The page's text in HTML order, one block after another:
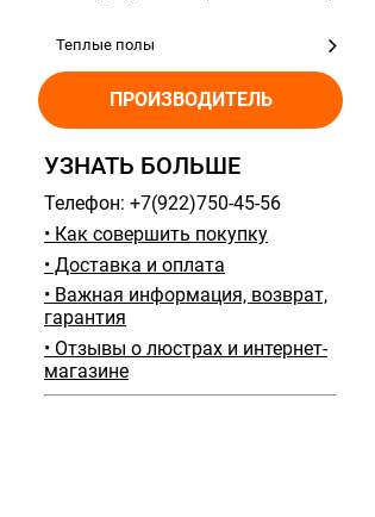
Теплые полы
ПРОИЗВОДИТЕЛЬ
УЗНАТЬ БОЛЬШЕ
Телефон: +7(922)750-45-56
• Как совершить покупку
• Доставка и оплата
• Важная информация, возврат,
гарантия
• Отзывы о люстрах и интернет-
магазине